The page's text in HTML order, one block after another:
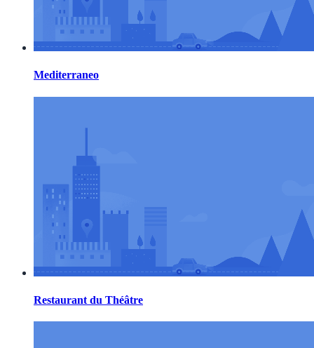
Mediterraneo
Restaurant du Théâtre